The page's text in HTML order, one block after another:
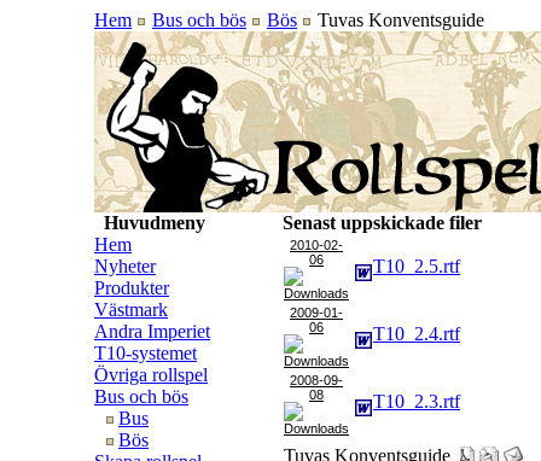
Hem Bus och bös Bös Tuvas Konventsguide
Huvudmeny
Hem
Nyheter
Produkter
Västmark
Andra Imperiet
T10-systemet
Övriga rollspel
Bus och bös
Bus
Bös
Senast uppskickade filer
2010-02-
06
T10_2.5.rtf
2009-01-
06
T10_2.4.rtf
2008-09-
08
T10_2.3.rtf
Tuvas Konventsguide